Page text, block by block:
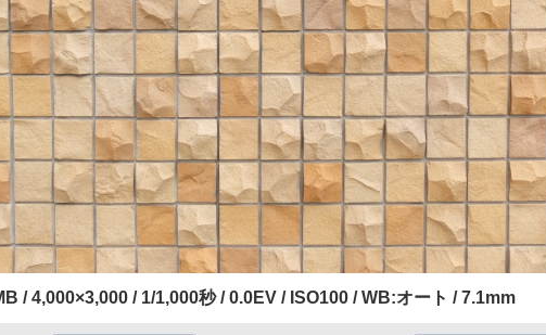
/ 4,000×3,000 / 1/1,000秒 / 0.0EV / ISO100 / WB:オート / 7.1mm